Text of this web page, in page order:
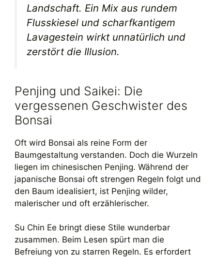
Landschaft. Ein Mix aus rundem
Flusskiesel und scharfkantigem
Lavagestein wirkt unnatürlich und
zerstört die Illusion.
Penjing und Saikei: Die
vergessenen Geschwister des
Bonsai
Oft wird Bonsai als reine Form der
Baumgestaltung verstanden. Doch die Wurzeln
liegen im chinesischen Penjing. Während der
japanische Bonsai oft strengen Regeln folgt und
den Baum idealisiert, ist Penjing wilder,
malerischer und oft erzählerischer.
Su Chin Ee bringt diese Stile wunderbar
zusammen. Beim Lesen spürt man die
Befreiung von zu starren Regeln. Es erfordert